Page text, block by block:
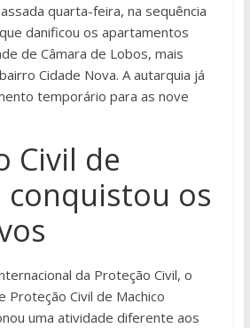
quarta-feira, na sequência
danificou os apartamentos
de Câmara de Lobos, mais
Cidade Nova. A autarquia já
temporário para as nove
Civil de
conquistou os
da Proteção Civil, o
Proteção Civil de Machico
uma atividade diferente aos